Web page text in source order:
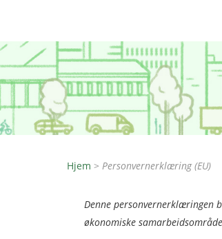
Hjem > Personvernerklæring (EU)
Denne personvernerklæringen
økonomiske